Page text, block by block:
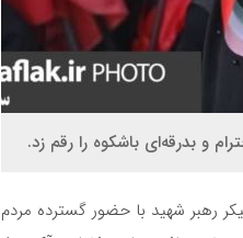
و بدرقه‌ای باشکوه را رقم زد.
رهبر شهید با حضور گسترده مردم